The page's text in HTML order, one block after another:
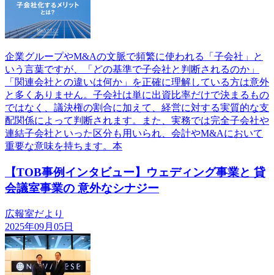
企業グループやM&Aの文脈で頻繁に使われる「子会社」と
いう言葉ですが、「どの基準で子会社と判断されるのか」
「関連会社との違いは何か」を正確に理解している方は意外
と多くありません。子会社は単に出資比率だけで決まるもの
ではなく、議決権の割合に加えて、経営に対する実質的な支
配関係によって判断されます。また、実務では完全子会社や
連結子会社といった区分も用いられ、会計やM&Aにおいて
重要な意味を持ちます。本
【TOB事例インタビュー】ウェディング事業と 貸
会議室事業の 意外なシナジー
広報室だより
2025年09月05日